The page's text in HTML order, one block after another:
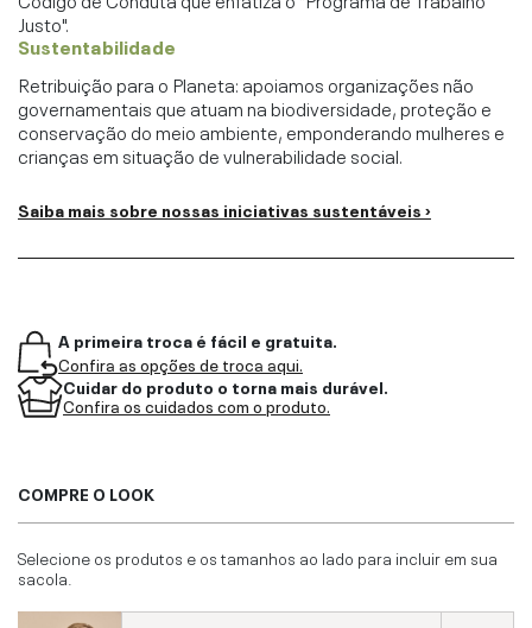
Justo".
Sustentabilidade
Retribuição para o Planeta: apoiamos organizações não
governamentais que atuam na biodiversidade, proteção e
conservação do meio ambiente, emponderando mulheres e
crianças em situação de vulnerabilidade social.
Saiba mais sobre nossas iniciativas sustentáveis ›
A primeira troca é fácil e gratuita.
Confira as opções de troca aqui.
Cuidar do produto o torna mais durável.
Confira os cuidados com o produto.
COMPRE O LOOK
Selecione os produtos e os tamanhos ao lado para incluir em sua
sacola.